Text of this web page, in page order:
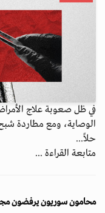
في ظل صعوبة علاج
الوصاية، ومع مطاردة
حلاً...
متابعة القراءة ...
محامون سوريون يرفضون